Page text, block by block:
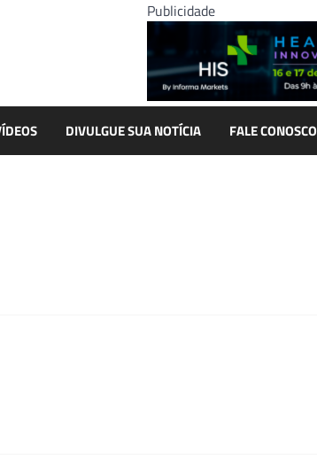
Publicidade
DIVULGUE SUA NOTÍCIA FALE CONOSCO